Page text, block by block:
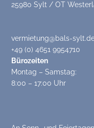
25980 Sylt / OT
vermietung@bals-
+49 (0) 4651 9954710
Bürozeiten
Montag – Samstag:
8:00 – 17:00 Uhr